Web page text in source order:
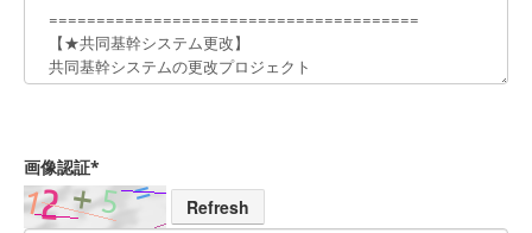
画像認証*
Refresh